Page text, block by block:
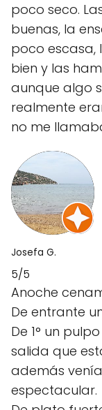
poco seco.
buenas, la
poco escasa,
bien y las
aunque algo
realmente
no me
Josefa G.
5/5
Anoche
De entrante
De 1° un
salida que
además
espectacular.